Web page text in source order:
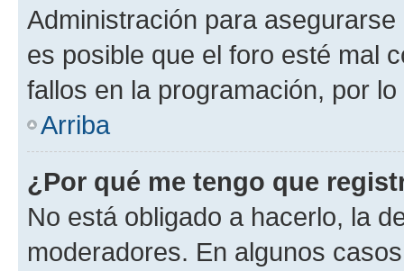
Administración para
es posible que el foro esté mal
fallos en la programación, por
Arriba
¿Por qué me tengo que
No está obligado a hacerlo, la
moderadores. En algunos